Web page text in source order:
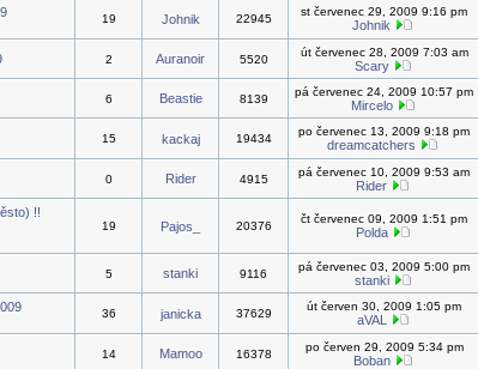
19 Johnik 22945
st červenec 29, 2009 9:16 pm
Johnik
2 Auranoir 5520
út červenec 28, 2009 7:03 am
Scary
6 Beastie 8139
pá červenec 24, 2009 10:57 pm
Mircelo
15 kackaj 19434
po červenec 13, 2009 9:18 pm
dreamcatchers
0 Rider 4915
pá červenec 10, 2009 9:53 am
Rider
!!
19 Pajos_ 20376
čt červenec 09, 2009 1:51 pm
Polda
5 stanki 9116
pá červenec 03, 2009 5:00 pm
stanki
36 janicka 37629
út červen 30, 2009 1:05 pm
aVAL
14 Mamoo 16378
po červen 29, 2009 5:34 pm
Boban